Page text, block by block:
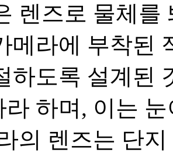
렌즈로 물체를
메라에 부착된
하도록 설계된
라 하며, 이는
의 렌즈는 단